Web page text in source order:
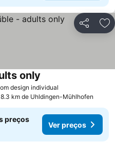
Partilhar
design individual
only
km de Uhldingen-Mühlhofen
preços
Ver preços